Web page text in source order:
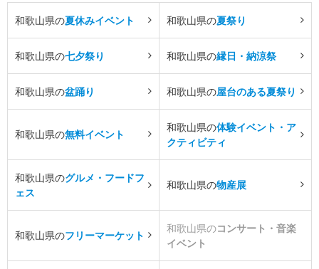
和歌山県の夏休みイベント 和歌山県の夏祭り
和歌山県の七夕祭り 和歌山県の縁日・納涼祭
和歌山県の盆踊り 和歌山県の屋台のある夏祭り
和歌山県の無料イベント
和歌山県の体験イベント・ア
クティビティ
和歌山県のグルメ・フードフ
ェス
和歌山県の物産展
和歌山県のフリーマーケット
和歌山県のコンサート・音楽
イベント